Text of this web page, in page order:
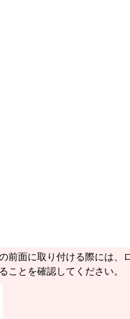
前面に取り付ける際には、
ことを確認してください。